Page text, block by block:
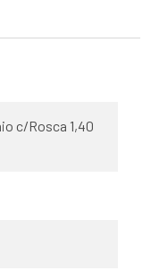
c/Rosca 1,40